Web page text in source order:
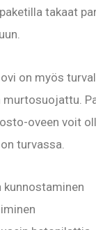
takaat
on myös
murtosuojattu.
oveen voit
turvassa.
kunnostaminen